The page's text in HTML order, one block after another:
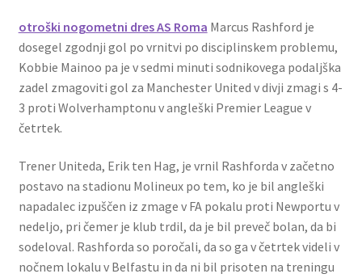
otroški nogometni dres AS Roma Marcus Rashford je
dosegel zgodnji gol po vrnitvi po disciplinskem problemu,
Kobbie Mainoo pa je v sedmi minuti sodnikovega podaljška
zadel zmagoviti gol za Manchester United v divji zmagi s 4-
3 proti Wolverhamptonu v angleški Premier League v
četrtek.
Trener Uniteda, Erik ten Hag, je vrnil Rashforda v začetno
postavo na stadionu Molineux po tem, ko je bil angleški
napadalec izpuščen iz zmage v FA pokalu proti Newportu v
nedeljo, pri čemer je klub trdil, da je bil preveč bolan, da bi
sodeloval. Rashforda so poročali, da so ga v četrtek videli v
nočnem lokalu v Belfastu in da ni bil prisoten na treningu